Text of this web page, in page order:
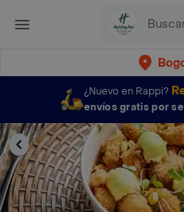
¿Nuevo en Rappi?
envíos gratis por